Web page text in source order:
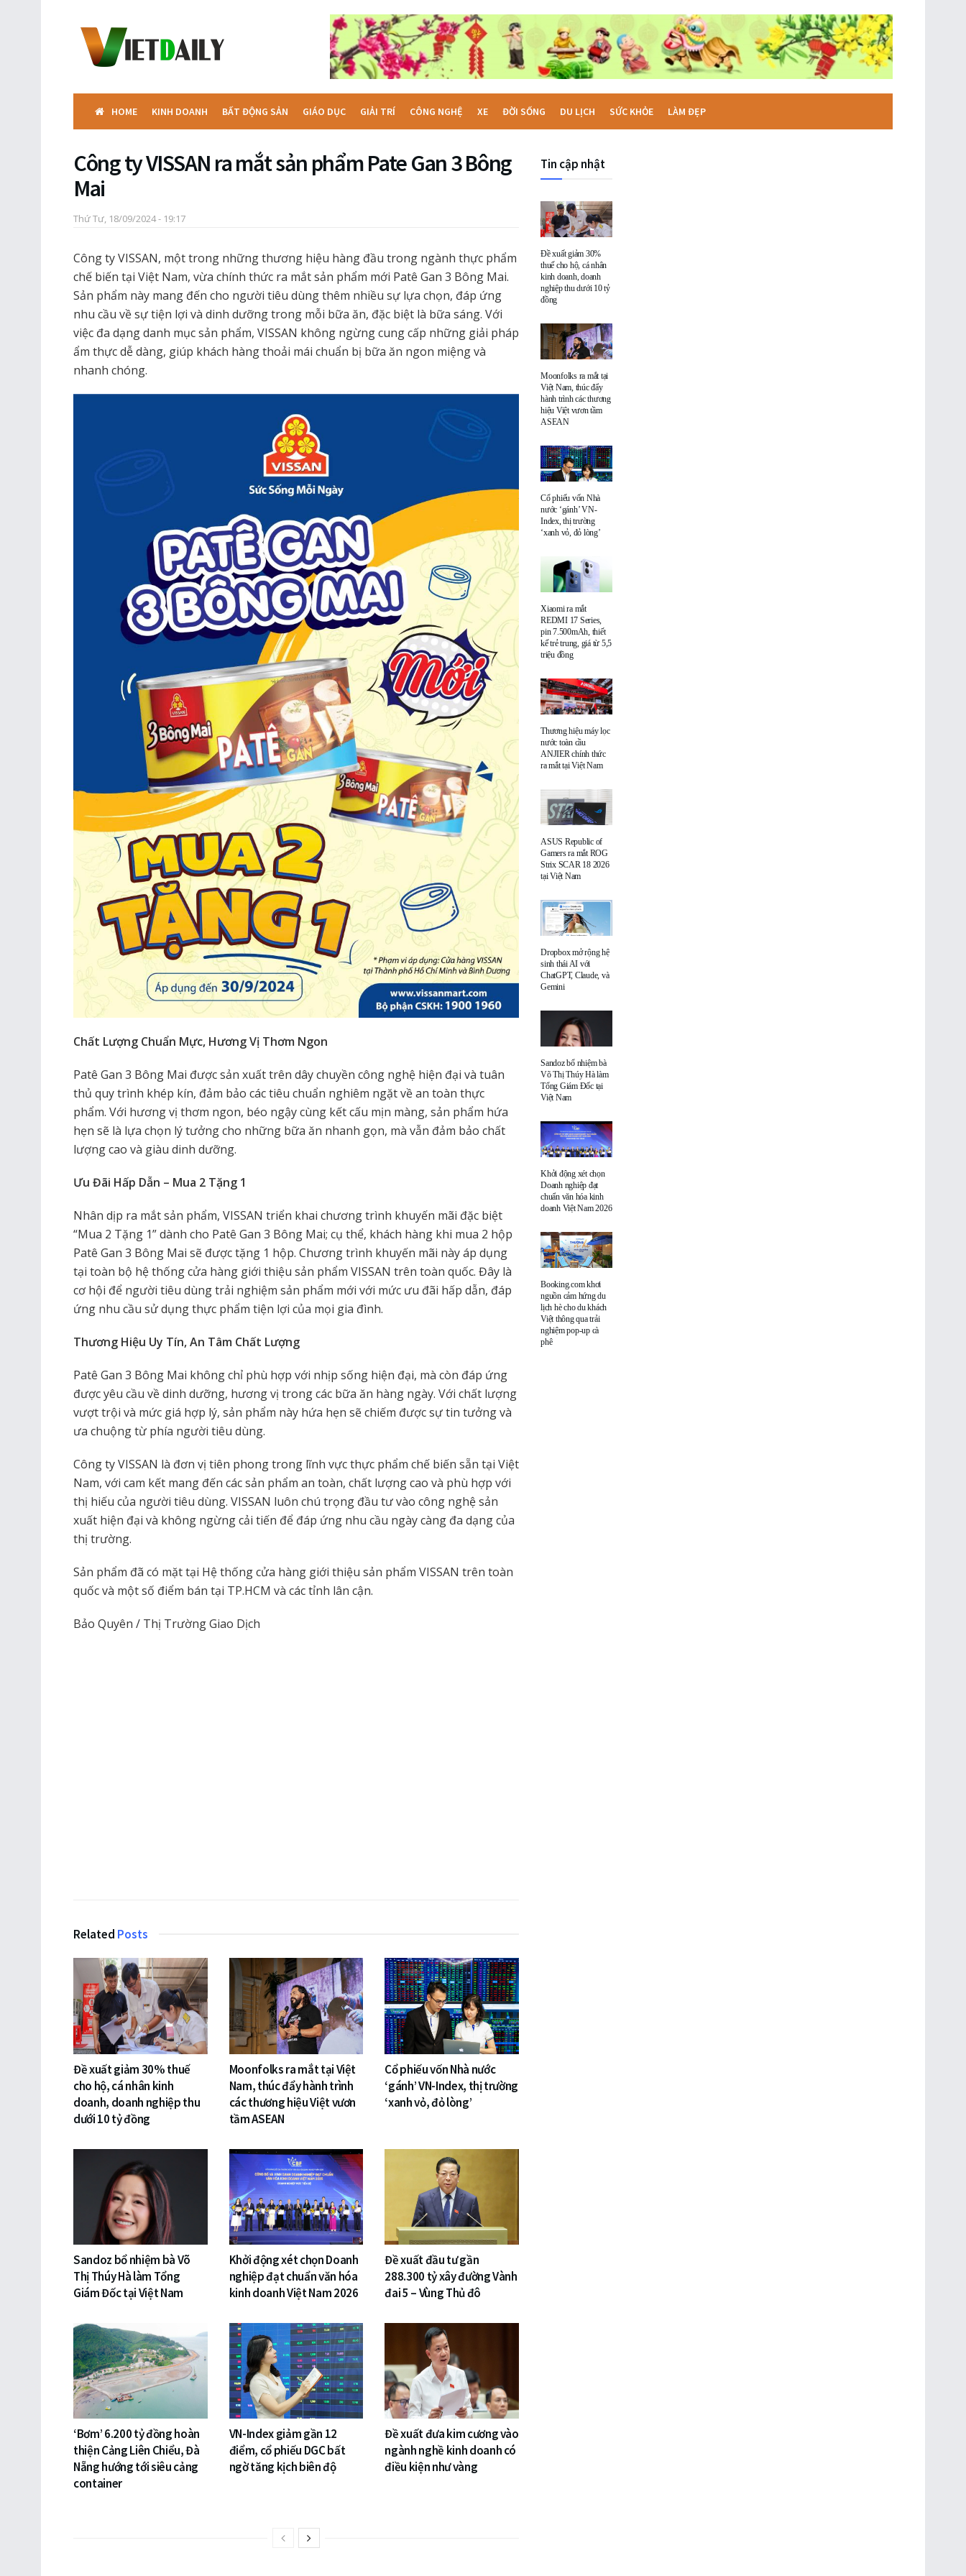
HOME KINH DOANH BẤT ĐỘNG SẢN GIÁO DỤC GIẢI TRÍ CÔNG NGHỆ XE ĐỜI SỐNG DU LỊCH SỨC KHỎE LÀM ĐẸP
Công ty VISSAN ra mắt sản phẩm Pate Gan 3 Bông
Mai
Thứ Tư, 18/09/2024 - 19:17
Công ty VISSAN, một trong những thương hiệu hàng đầu trong ngành thực phẩm
chế biến tại Việt Nam, vừa chính thức ra mắt sản phẩm mới Patê Gan 3 Bông Mai.
Sản phẩm này mang đến cho người tiêu dùng thêm nhiều sự lựa chọn, đáp ứng
nhu cầu về sự tiện lợi và dinh dưỡng trong mỗi bữa ăn, đặc biệt là bữa sáng. Với
việc đa dạng danh mục sản phẩm, VISSAN không ngừng cung cấp những giải pháp
ẩm thực dễ dàng, giúp khách hàng thoải mái chuẩn bị bữa ăn ngon miệng và
nhanh chóng.
Chất Lượng Chuẩn Mực, Hương Vị Thơm Ngon
Patê Gan 3 Bông Mai được sản xuất trên dây chuyền công nghệ hiện đại và tuân
thủ quy trình khép kín, đảm bảo các tiêu chuẩn nghiêm ngặt về an toàn thực
phẩm. Với hương vị thơm ngon, béo ngậy cùng kết cấu mịn màng, sản phẩm hứa
hẹn sẽ là lựa chọn lý tưởng cho những bữa ăn nhanh gọn, mà vẫn đảm bảo chất
lượng cao và giàu dinh dưỡng.
Ưu Đãi Hấp Dẫn – Mua 2 Tặng 1
Nhân dịp ra mắt sản phẩm, VISSAN triển khai chương trình khuyến mãi đặc biệt
“Mua 2 Tặng 1” dành cho Patê Gan 3 Bông Mai; cụ thể, khách hàng khi mua 2 hộp
Patê Gan 3 Bông Mai sẽ được tặng 1 hộp. Chương trình khuyến mãi này áp dụng
tại toàn bộ hệ thống cửa hàng giới thiệu sản phẩm VISSAN trên toàn quốc. Đây là
cơ hội để người tiêu dùng trải nghiệm sản phẩm mới với mức ưu đãi hấp dẫn, đáp
ứng nhu cầu sử dụng thực phẩm tiện lợi của mọi gia đình.
Thương Hiệu Uy Tín, An Tâm Chất Lượng
Patê Gan 3 Bông Mai không chỉ phù hợp với nhịp sống hiện đại, mà còn đáp ứng
được yêu cầu về dinh dưỡng, hương vị trong các bữa ăn hàng ngày. Với chất lượng
vượt trội và mức giá hợp lý, sản phẩm này hứa hẹn sẽ chiếm được sự tin tưởng và
ưa chuộng từ phía người tiêu dùng.
Công ty VISSAN là đơn vị tiên phong trong lĩnh vực thực phẩm chế biến sẵn tại Việt
Nam, với cam kết mang đến các sản phẩm an toàn, chất lượng cao và phù hợp với
thị hiếu của người tiêu dùng. VISSAN luôn chú trọng đầu tư vào công nghệ sản
xuất hiện đại và không ngừng cải tiến để đáp ứng nhu cầu ngày càng đa dạng của
thị trường.
Sản phẩm đã có mặt tại Hệ thống cửa hàng giới thiệu sản phẩm VISSAN trên toàn
quốc và một số điểm bán tại TP.HCM và các tỉnh lân cận.
Bảo Quyên / Thị Trường Giao Dịch
Related Posts
Đề xuất giảm 30% thuế
cho hộ, cá nhân kinh
doanh, doanh nghiệp thu
dưới 10 tỷ đồng
Moonfolks ra mắt tại Việt
Nam, thúc đẩy hành trình
các thương hiệu Việt vươn
tầm ASEAN
Cổ phiếu vốn Nhà nước
‘gánh’ VN-Index, thị trường
‘xanh vỏ, đỏ lòng’
Sandoz bổ nhiệm bà Võ
Thị Thúy Hà làm Tổng
Giám Đốc tại Việt Nam
Khởi động xét chọn Doanh
nghiệp đạt chuẩn văn hóa
kinh doanh Việt Nam 2026
Đề xuất đầu tư gần
288.300 tỷ xây đường Vành
đai 5 – Vùng Thủ đô
‘Bơm’ 6.200 tỷ đồng hoàn
thiện Cảng Liên Chiểu, Đà
Nẵng hướng tới siêu cảng
container
VN-Index giảm gần 12
điểm, cổ phiếu DGC bất
ngờ tăng kịch biên độ
Đề xuất đưa kim cương vào
ngành nghề kinh doanh có
điều kiện như vàng
Tin cập nhật
Đề xuất giảm 30%
thuế cho hộ, cá nhân
kinh doanh, doanh
nghiệp thu dưới 10 tỷ
đồng
Moonfolks ra mắt tại
Việt Nam, thúc đẩy
hành trình các thương
hiệu Việt vươn tầm
ASEAN
Cổ phiếu vốn Nhà
nước ‘gánh’ VN-
Index, thị trường
‘xanh vỏ, đỏ lòng’
Xiaomi ra mắt
REDMI 17 Series,
pin 7.500mAh, thiết
kế trẻ trung, giá từ 5,5
triệu đồng
Thương hiệu máy lọc
nước toàn cầu
ANJIER chính thức
ra mắt tại Việt Nam
ASUS Republic of
Gamers ra mắt ROG
Strix SCAR 18 2026
tại Việt Nam
Dropbox mở rộng hệ
sinh thái AI với
ChatGPT, Claude, và
Gemini
Sandoz bổ nhiệm bà
Võ Thị Thúy Hà làm
Tổng Giám Đốc tại
Việt Nam
Khởi động xét chọn
Doanh nghiệp đạt
chuẩn văn hóa kinh
doanh Việt Nam 2026
Booking.com khơi
nguồn cảm hứng du
lịch hè cho du khách
Việt thông qua trải
nghiệm pop-up cà
phê